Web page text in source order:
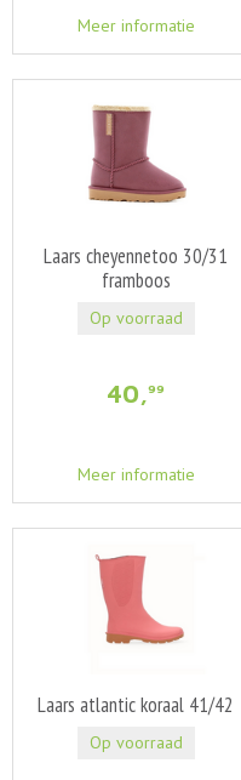
Meer informatie
Laars cheyennetoo 30/31
framboos
40,99
Meer informatie
Op voorraad
Laars atlantic koraal 41/42
Op voorraad